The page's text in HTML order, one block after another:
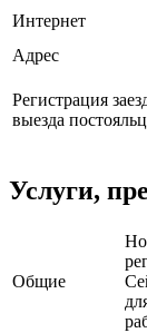
Интернет
Адрес
Регистрация
выезда
Услуги,
Общие